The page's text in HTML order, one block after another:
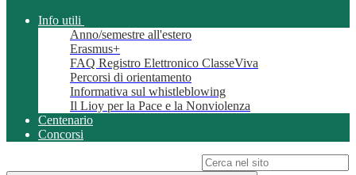
Info utili
Anno/semestre all'estero
Erasmus+
FAQ Registro Elettronico ClasseViva
Percorsi di orientamento
Informativa sul whistleblowing
Il Lioy per la Pace e la Nonviolenza
Centenario
Concorsi